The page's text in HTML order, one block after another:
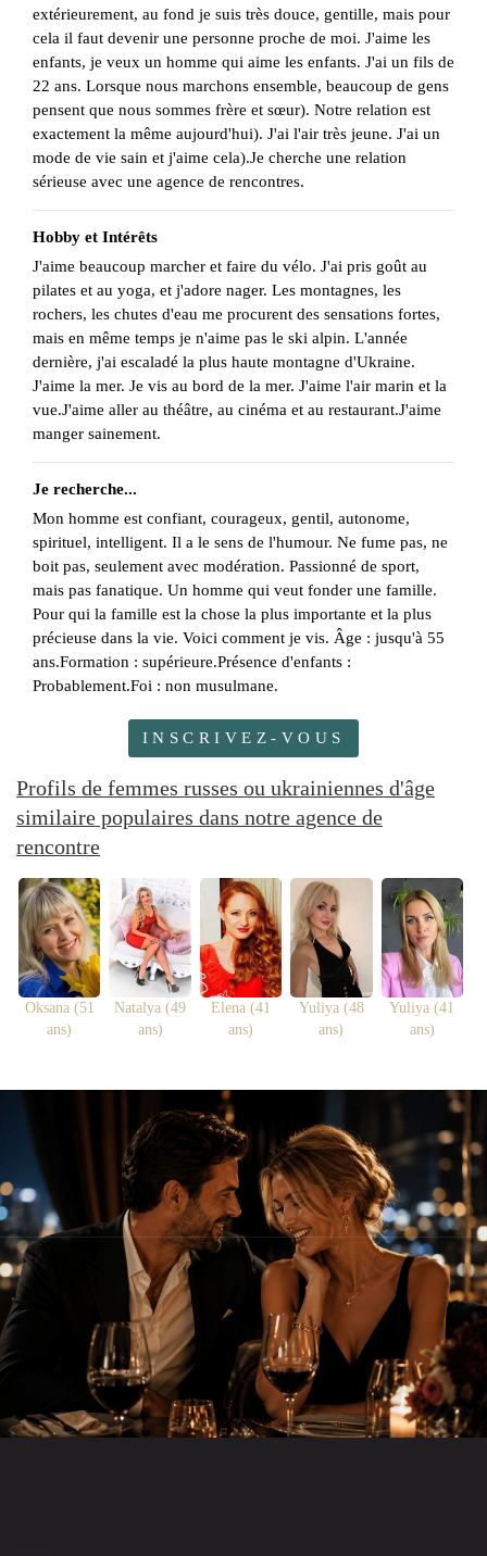
extérieurement, au fond je suis très douce, gentille, mais pour
cela il faut devenir une personne proche de moi. J'aime les
enfants, je veux un homme qui aime les enfants. J'ai un fils de
22 ans. Lorsque nous marchons ensemble, beaucoup de gens
pensent que nous sommes frère et sœur). Notre relation est
exactement la même aujourd'hui). J'ai l'air très jeune. J'ai un
mode de vie sain et j'aime cela).Je cherche une relation
sérieuse avec une agence de rencontres.
Hobby et Intérêts
J'aime beaucoup marcher et faire du vélo. J'ai pris goût au
pilates et au yoga, et j'adore nager. Les montagnes, les
rochers, les chutes d'eau me procurent des sensations fortes,
mais en même temps je n'aime pas le ski alpin. L'année
dernière, j'ai escaladé la plus haute montagne d'Ukraine.
J'aime la mer. Je vis au bord de la mer. J'aime l'air marin et la
vue.J'aime aller au théâtre, au cinéma et au restaurant.J'aime
manger sainement.
Je recherche...
Mon homme est confiant, courageux, gentil, autonome,
spirituel, intelligent. Il a le sens de l'humour. Ne fume pas, ne
boit pas, seulement avec modération. Passionné de sport,
mais pas fanatique. Un homme qui veut fonder une famille.
Pour qui la famille est la chose la plus importante et la plus
précieuse dans la vie. Voici comment je vis. Âge : jusqu'à 55
ans.Formation : supérieure.Présence d'enfants :
Probablement.Foi : non musulmane.
INSCRIVEZ-VOUS
Profils de femmes russes ou ukrainiennes d'âge
similaire populaires dans notre agence de
rencontre
Oksana (51
ans)
Natalya (49
ans)
Elena (41
ans)
Yuliya (48
ans)
Yuliya (41
ans)